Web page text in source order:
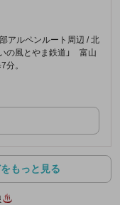
アルペンルート周辺 / 北
の風とやま鉄道」 富山
分。
もっと見る